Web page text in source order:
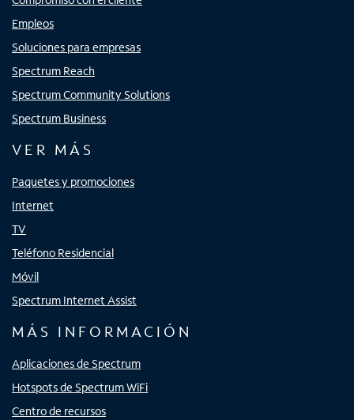
Empleos
Soluciones para empresas
Spectrum Reach
Spectrum Community Solutions
Spectrum Business
VER MÁS
Paquetes y promociones
Internet
TV
Teléfono Residencial
Móvil
Spectrum Internet Assist
MÁS INFORMACIÓN
Aplicaciones de Spectrum
Hotspots de Spectrum WiFi
Centro de recursos